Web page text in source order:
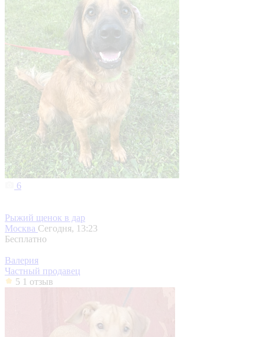
6
Рыжий щенок в дар
Москва Сегодня, 13:23
Бесплатно
Валерия
Частный продавец
5 1 отзыв